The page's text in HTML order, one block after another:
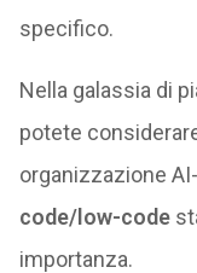
specifico.
Nella galassia di
potete
organizzazione
code/low-code
importanza.